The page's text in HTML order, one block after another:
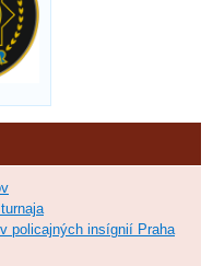
policajných insígnií Praha